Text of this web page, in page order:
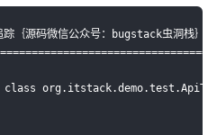
｛源码微信公众号：bugstack虫洞栈｝
class